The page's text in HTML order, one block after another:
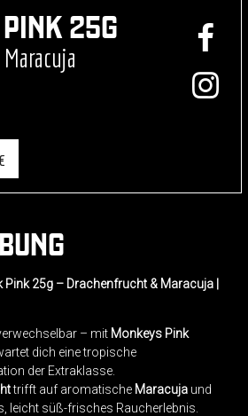
25G
25g – Drachenfrucht & Maracuja |
– mit Monkeys Pink
dich eine tropische
der Extraklasse.
trifft auf aromatische Maracuja und
leicht süß-frisches Raucherlebnis.